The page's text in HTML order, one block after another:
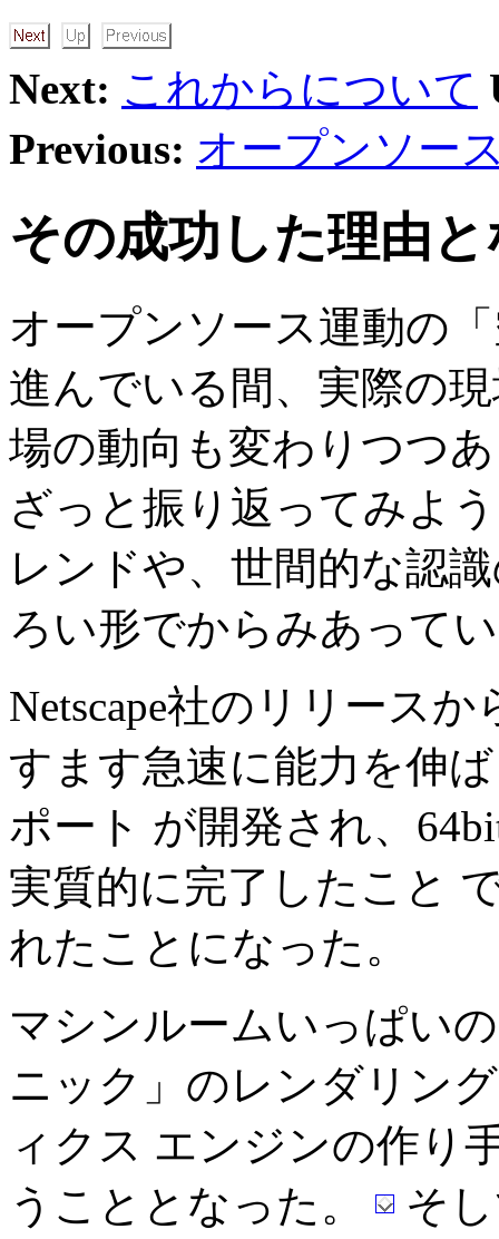
Next: これからについて
Previous: オープンソー
その成功した理由
オープンソース運動の
進んでいる間、実際の
場の動向も変わりつつ
ざっと振り返ってみよ
レンドや、世間的な認
ろい形でからみあって
Netscape社のリリース
すます急速に能力を伸
ポート が開発され、
実質的に完了したこと
れたことになった。
マシンルームいっぱい
ニック」のレンダリン
ィクス エンジンの作り
うこととなった。
そ